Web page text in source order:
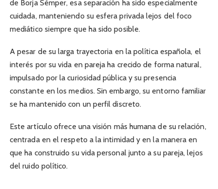
de Borja Sémper, esa separación ha sido especialmente
cuidada, manteniendo su esfera privada lejos del foco
mediático siempre que ha sido posible.
A pesar de su larga trayectoria en la política española, el
interés por su vida en pareja ha crecido de forma natural,
impulsado por la curiosidad pública y su presencia
constante en los medios. Sin embargo, su entorno familiar
se ha mantenido con un perfil discreto.
Este artículo ofrece una visión más humana de su relación,
centrada en el respeto a la intimidad y en la manera en
que ha construido su vida personal junto a su pareja, lejos
del ruido político.